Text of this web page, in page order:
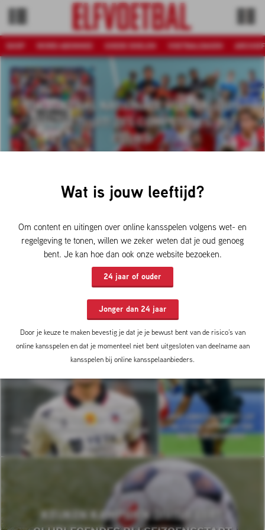
SHOP WORD ABONNEE GOEDE DOELEN VOETBALDAGEN ARCHIEF
ELF VOETBAL NATIONALE VOETBALGIDS
2026/27 IS UIT! ZES COMPETITIES, 102
CLUBS!
JORDI CRUIJFF, PEPIJN
IS SHAQUEEL VAN PERSIE KLAAR VOOR EEN
BASISPLAATS BIJ FEYENOORD?
GYAN DE REGT BLINKT UIT TIJDENS
PERFECTE VOORBEREIDING VAN EXCELSIOR
NOÉ LEBRETON OOGST LOF
NA STERK OPTREDEN VAN
NEC IN GRIEKENLAND
KEUKEN KAMPIOEN DIVISIE EERT
Wat is jouw leeftijd?
Om content en uitingen over online kansspelen volgens wet- en
regelgeving te tonen, willen we zeker weten dat je oud genoeg
bent. Je kan hoe dan ook onze website bezoeken.
24 jaar of ouder
Jonger dan 24 jaar
Door je keuze te maken bevestig je dat je je bewust bent van de risico’s van
online kansspelen en dat je momenteel niet bent uitgesloten van deelname aan
kansspelen bij online kansspelaanbieders.